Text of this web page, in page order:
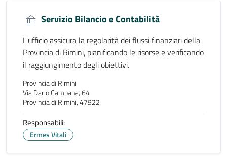
Servizio Bilancio e Contabilità
L'ufficio assicura la regolarità dei flussi finanziari della
Provincia di Rimini, pianificando le risorse e verificando
il raggiungimento degli obiettivi.
Provincia di Rimini
Via Dario Campana, 64
Provincia di Rimini, 47922
Responsabili:
Ermes Vitali